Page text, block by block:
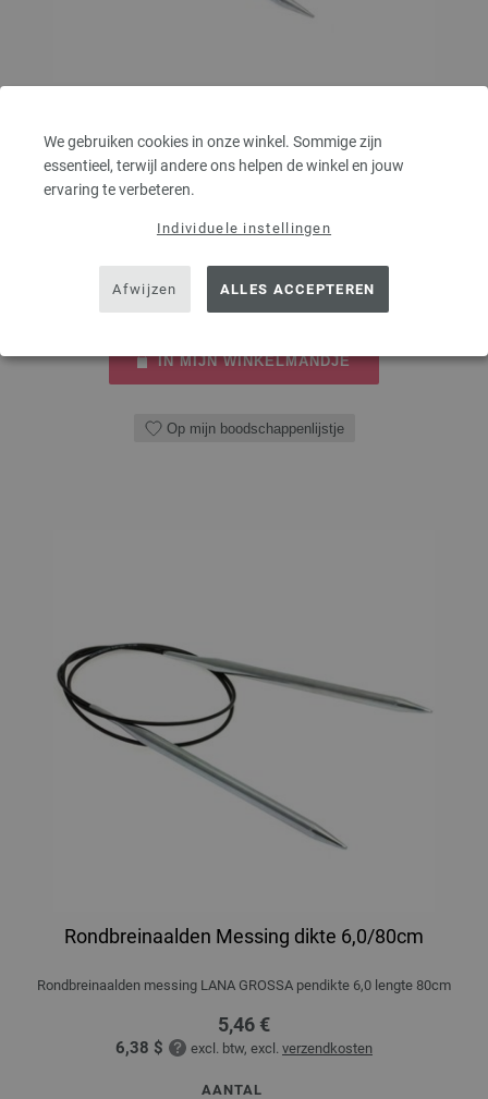
We gebruiken cookies in onze winkel. Sommige zijn
essentieel, terwijl andere ons helpen de winkel en jouw
ervaring te verbeteren.
Individuele instellingen
Afwijzen ALLES ACCEPTEREN
Rondbreinaalden messing LANA GROSSA pendikte 5,0 lengte 80cm
6,38 $ excl. btw, excl. verzendkosten
AANTAL
IN MIJN WINKELMANDJE
Op mijn boodschappenlijstje
Rondbreinaalden Messing dikte 6,0/80cm
Rondbreinaalden messing LANA GROSSA pendikte 6,0 lengte 80cm
5,46 €
6,38 $ excl. btw, excl. verzendkosten
AANTAL